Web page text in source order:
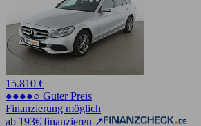
15.810 €
●●●●○ Guter Preis
Finanzierung möglich
ab 193€ finanzieren ↗